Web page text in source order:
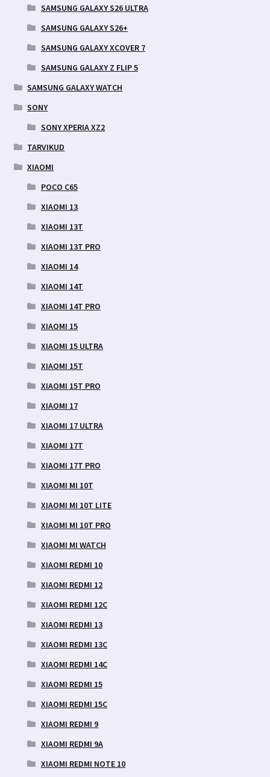
SAMSUNG GALAXY S26 ULTRA
SAMSUNG GALAXY S26+
SAMSUNG GALAXY XCOVER 7
SAMSUNG GALAXY Z FLIP 5
SAMSUNG GALAXY WATCH
SONY
SONY XPERIA XZ2
TARVIKUD
XIAOMI
POCO C65
XIAOMI 13
XIAOMI 13T
XIAOMI 13T PRO
XIAOMI 14
XIAOMI 14T
XIAOMI 14T PRO
XIAOMI 15
XIAOMI 15 ULTRA
XIAOMI 15T
XIAOMI 15T PRO
XIAOMI 17
XIAOMI 17 ULTRA
XIAOMI 17T
XIAOMI 17T PRO
XIAOMI MI 10T
XIAOMI MI 10T LITE
XIAOMI MI 10T PRO
XIAOMI MI WATCH
XIAOMI REDMI 10
XIAOMI REDMI 12
XIAOMI REDMI 12C
XIAOMI REDMI 13
XIAOMI REDMI 13C
XIAOMI REDMI 14C
XIAOMI REDMI 15
XIAOMI REDMI 15C
XIAOMI REDMI 9
XIAOMI REDMI 9A
XIAOMI REDMI NOTE 10